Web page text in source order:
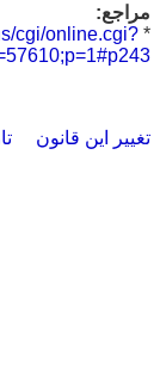
مراجع:
*
cgi/online.cgi?
تغییر این قانون